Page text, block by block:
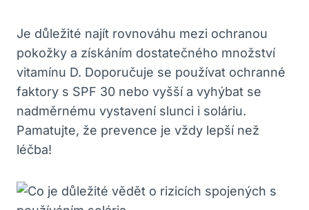
Je důležité najít rovnováhu mezi ochranou
pokožky a získáním dostatečného množství
vitamínu D. Doporučuje se používat ochranné
faktory s SPF 30 nebo vyšší a vyhýbat se
nadměrnému vystavení slunci i soláriu.
Pamatujte, že prevence je vždy lepší než
léčba!